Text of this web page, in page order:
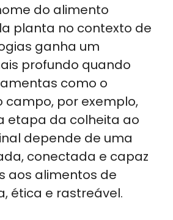
do alimento
planta no contexto de
ganha um
profundo quando
como o
campo, por exemplo,
etapa da colheita ao
depende de uma
conectada e capaz
aos alimentos de
ética e rastreável.